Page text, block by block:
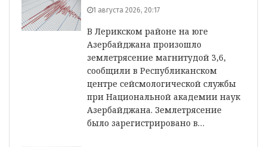
1 августа 2026, 20:17
В Лерикском районе на юге
Азербайджана произошло
землетрясение магнитудой 3,6,
сообщили в Республиканском
центре сейсмологической службы
при Национальной академии наук
Азербайджана. Землетрясение
было зарегистрировано в…